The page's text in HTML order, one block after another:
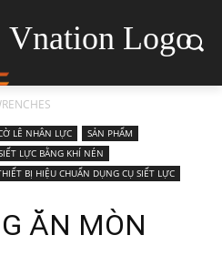
Vnation Logo
LÊ NHÂN LỰC
SẢN PHẨM
LỰC BẰNG KHÍ NÉN
BỊ HIỆU CHUẨN DỤNG CỤ SIẾT LỰC
ĂN MÒN